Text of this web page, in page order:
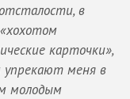
в
карточки»,
упрекают меня в
молодым